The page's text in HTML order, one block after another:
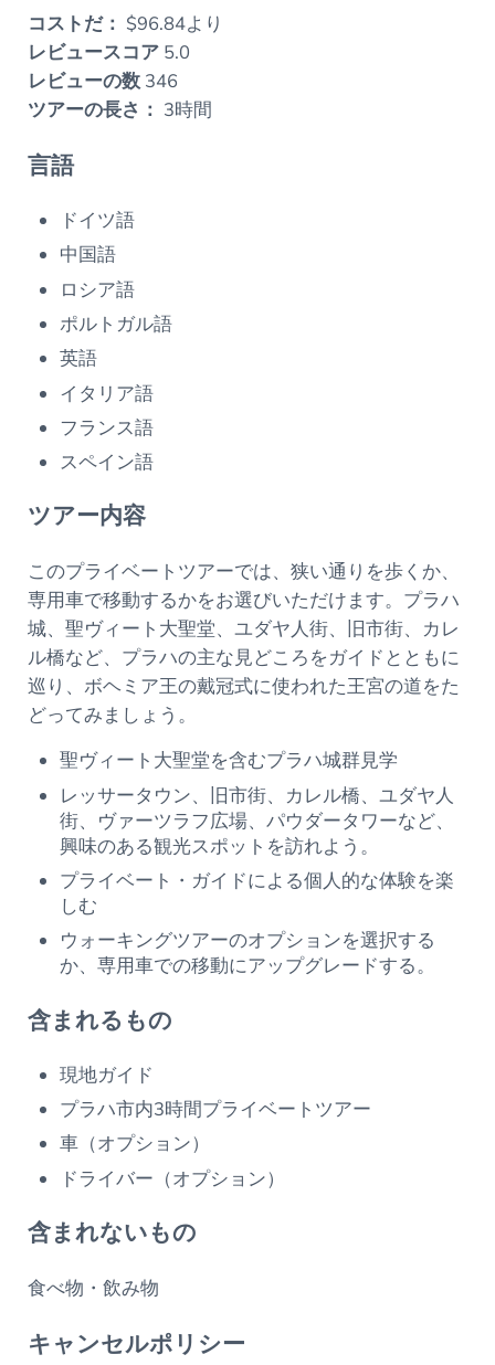
コストだ： $96.84より
レビュースコア5.0
レビューの数346
ツアーの長さ： 3時間
言語
ドイツ語
中国語
ロシア語
ポルトガル語
英語
イタリア語
フランス語
スペイン語
ツアー内容
このプライベートツアーでは、狭い通りを歩くか、
専用車で移動するかをお選びいただけます。プラハ
城、聖ヴィート大聖堂、ユダヤ人街、旧市街、カレ
ル橋など、プラハの主な見どころをガイドとともに
巡り、ボヘミア王の戴冠式に使われた王宮の道をた
どってみましょう。
聖ヴィート大聖堂を含むプラハ城群見学
レッサータウン、旧市街、カレル橋、ユダヤ人
街、ヴァーツラフ広場、パウダータワーなど、
興味のある観光スポットを訪れよう。
プライベート・ガイドによる個人的な体験を楽
しむ
ウォーキングツアーのオプションを選択する
か、専用車での移動にアップグレードする。
含まれるもの
現地ガイド
プラハ市内3時間プライベートツアー
車（オプション）
ドライバー（オプション）
含まれないもの
食べ物・飲み物
キャンセルポリシー